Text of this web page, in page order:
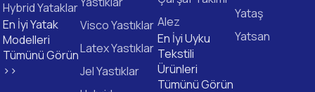
Hybrid Yataklar
En İyi Yatak
Modelleri
Tümünü Görün
>>
Visco Yastıklar
Latex Yastıklar
Jel Yastıklar
Alez
En İyi Uyku
Tekstili
Ürünleri
Tümünü Görün
Yataş
Yatsan